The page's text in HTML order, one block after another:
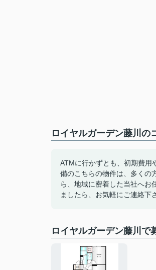
ロイヤルガーデン藤川の
ATMに行かずとも、初期費用
備のこちらの物件は、多くの
ら、地域に密着した当社へお
ましたら、お気軽にご連絡下
ロイヤルガーデン藤川で